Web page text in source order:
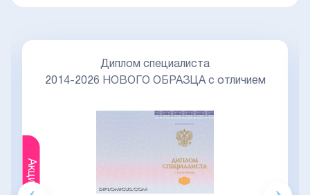
Акция
Диплом специалиста
2014-2026 НОВОГО ОБРАЗЦА с отличием